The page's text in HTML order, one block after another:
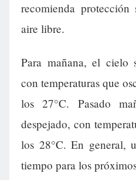
recomienda
aire libre.
Para mañana, el cielo
con temperaturas que
los 27°C. Pasado
despejado, con
los 28°C. En general,
tiempo para los